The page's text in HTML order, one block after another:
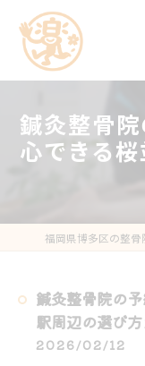
鍼灸整骨
心できる
鍼灸整骨院の
駅周辺の選び
2026/02/12